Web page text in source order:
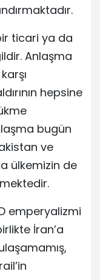
ticari ya da
Anlaşma
hepsine
bugün
ve
ülkemizin de
emperyalizmi
İran’a